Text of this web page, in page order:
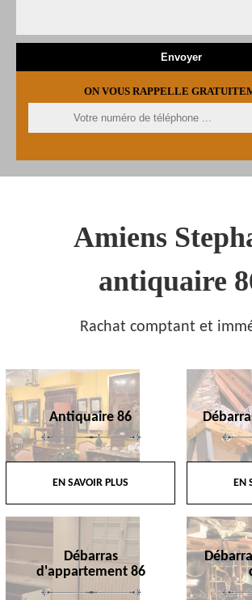
ON VOUS RAPPELLE
Amiens
antiquaire
Rachat comptant et
Antiquaire 86
EN SAVOIR PLUS EN
Débarras
d'appartement 86